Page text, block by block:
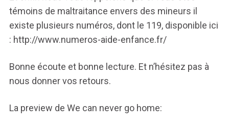
témoins de maltraitance envers des mineurs il
existe plusieurs numéros, dont le 119, disponible ici
: http://www.numeros-aide-enfance.fr/
Bonne écoute et bonne lecture. Et n’hésitez pas à
nous donner vos retours.
La preview de We can never go home: